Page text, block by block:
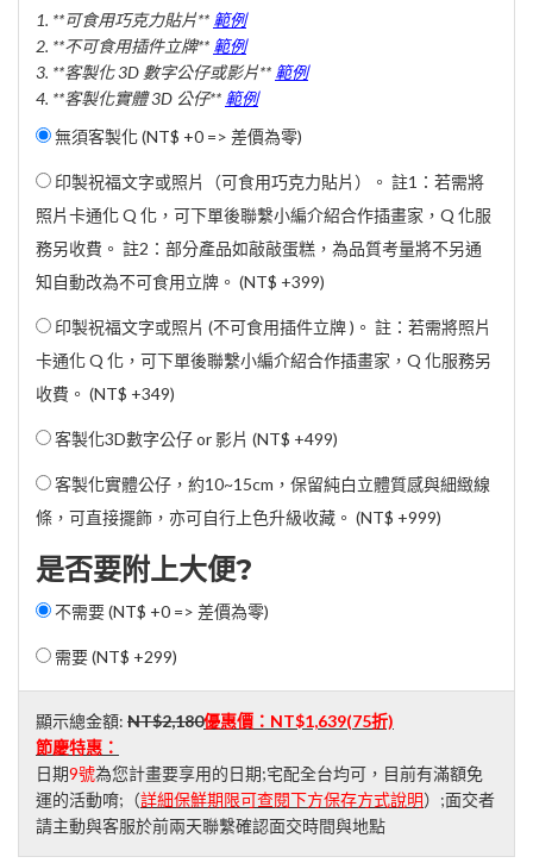
1. **可食用巧克力貼片** 範例
2. **不可食用插件立牌** 範例
3. **客製化 3D 數字公仔或影片** 範例
4. **客製化實體 3D 公仔** 範例
無須客製化 (NT$ +0 => 差價為零)
印製祝福文字或照片（可食用巧克力貼片）。 註1：若需將
照片卡通化 Q 化，可下單後聯繫小編介紹合作插畫家，Q 化服
務另收費。 註2：部分產品如敲敲蛋糕，為品質考量將不另通
知自動改為不可食用立牌。 (NT$ +399)
印製祝福文字或照片 (不可食用插件立牌 )。 註：若需將照片
卡通化 Q 化，可下單後聯繫小編介紹合作插畫家，Q 化服務另
收費。 (NT$ +349)
客製化3D數字公仔 or 影片 (NT$ +499)
客製化實體公仔，約10~15cm，保留純白立體質感與細緻線
條，可直接擺飾，亦可自行上色升級收藏。 (NT$ +999)
是否要附上大便?
不需要 (NT$ +0 => 差價為零)
需要 (NT$ +299)
顯示總金額: NT$2,180優惠價： NT$1,639(75折)
節慶特惠：
日期9號為您計畫要享用的日期;宅配全台均可，目前有滿額免
運的活動唷;（詳細保鮮期限可查閱下方保存方式說明）;面交者
請主動與客服於前兩天聯繫確認面交時間與地點